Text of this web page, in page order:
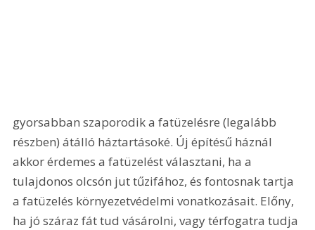
gyorsabban szaporodik a fatüzelésre (legalább
részben) átálló háztartásoké. Új építésű háznál
akkor érdemes a fatüzelést választani, ha a
tulajdonos olcsón jut tűzifához, és fontosnak tartja
a fatüzelés környezetvédelmi vonatkozásait. Előny,
ha jó száraz fát tud vásárolni, vagy térfogatra tudja